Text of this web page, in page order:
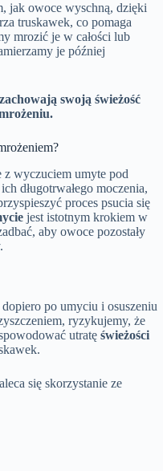
jak owoce wyschną, dzięki
truskawek, co pomaga
mrozić je w całości lub
je później
swoją świeżość
z wyczuciem umyte pod
długotrwałego moczenia,
proces psucia się
jest istotnym krokiem w
aby owoce pozostały
po umyciu i osuszeniu
ryzykujemy, że
utratę świeżości
się skorzystanie ze